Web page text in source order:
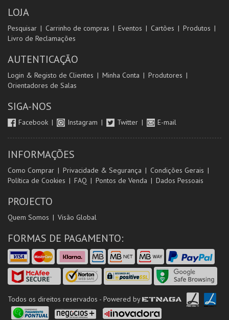
LOJA
Pesquisar Carrinho de compras Eventos Cartões
Produtos
Livro de Reclamações
AUTENTICAÇÃO
Login & Registo de Clientes Minha Conta
Produtores
Orientadores de Salas
SIGA-NOS
Facebook Instagram Twitter E-mail
INFORMAÇÕES
Como Comprar Privacidade & Segurança
Condições Gerais
Política de Cookies
FAQ Pontos de Venda Dados Pessoais
PROJECTO
Quem Somos Visão Global
FORMAS DE PAGAMENTO:
Todos os direitos reservados - Powered by ETNAGA